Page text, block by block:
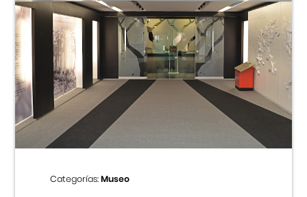
Categorías:Museo